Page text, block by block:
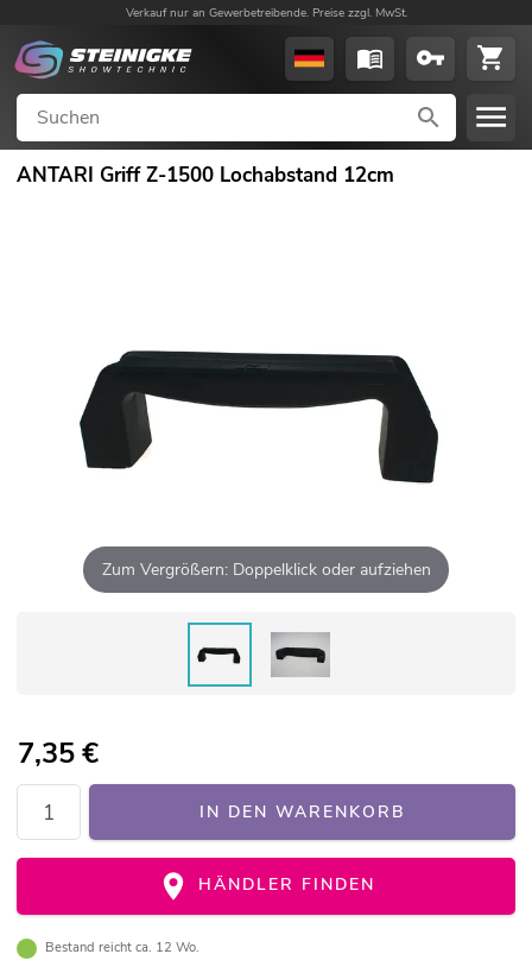
Verkauf nur an Gewerbetreibende. Preise zzgl. MwSt.
ANTARI Griff Z-1500 Lochabstand 12cm
Zum Vergrößern: Doppelklick oder aufziehen
7,35€
IN DEN WARENKORB
HÄNDLER FINDEN
Bestand reicht ca. 12 Wo.